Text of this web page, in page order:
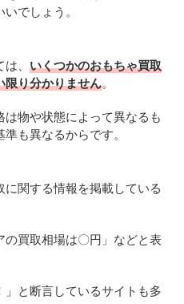
でしょう。
、 いくつかのおもちゃ買取
限り分かりません。
物や状態によって異なるも
も異なるからです。
関する情報を掲載している
買取相場は〇円」などと表
」と断言しているサイトも多